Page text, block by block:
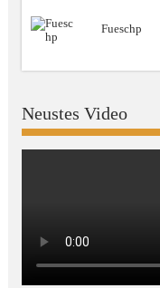
Fueschp
Neustes Video